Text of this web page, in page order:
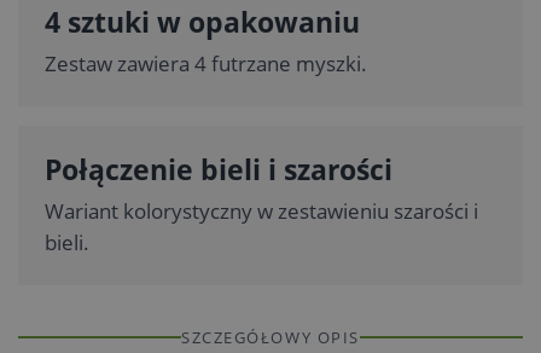
4 sztuki w opakowaniu
Zestaw zawiera 4 futrzane myszki.
Połączenie bieli i szarości
Wariant kolorystyczny w zestawieniu szarości i
bieli.
SZCZEGÓŁOWY OPIS